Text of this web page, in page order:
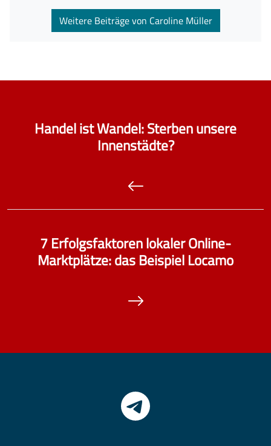
Weitere Beiträge von Caroline Müller
Handel ist Wandel: Sterben unsere
Innenstädte?
7 Erfolgsfaktoren lokaler Online-
Marktplätze: das Beispiel Locamo